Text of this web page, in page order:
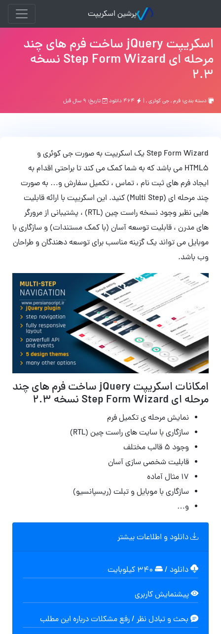
پرشین اسکریپت
اسکریپت jQuery ساخت فرم های چند
مرحله ای Step Form Wizard نسخه
2.3
دسته بندی: فرم,جی کوئری, | تاریخ: ۹ سال قبل
Step Form Wizard یک اسکریپت به صورت جی کوئری و
HTML5 می باشد که به شما کمک می کند تا براحتی اقدام به
ایجاد فرم های ثبت نام ، تماس ، تکمیل سفارش و… به صورت
چند مرحله ای (Multi Step) کنید. این اسکریپت با ارائه قابلیت
هایی نظیر وجود نسخه راست چین (RTL) ، پشتیبانی از مرورگر
های مدرن ، قابلیت توسعه آسان (با کمک مستندات) و سازگاری با
موبایل می تواند یک گزینه مناسب برای توسعه دهندگان و طراحان
وب باشد.
امکانات اسکریپت jQuery ساخت فرم های چند
مرحله ای Step Form Wizard نسخه 2.3
نمایش مرحله ی تکمیل فرم
سازگاری با سایت های راست چین (RTL)
وجود ۵ قالب مختلف
قابلیت شخصی سازی آسان
۱۷ مثال آماده
سازگاری با موبایل و تبلت (ریسپانسیو)
و…
دانلود و اطلاعات بیشتر
دانلود /
پیشنمایش کاربری
بحث و تبادل نظر / رفع مشکلات درباره این مطلب